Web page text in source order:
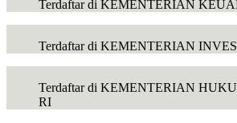
Terdaftar di KEMENTERIAN
Terdaftar di KEMENTERIAN
Terdaftar di KEMENTERIAN
RI